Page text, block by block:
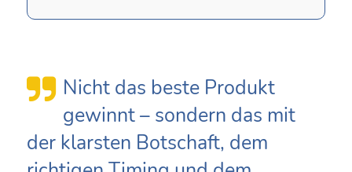
Nicht das beste Produkt
gewinnt – sondern das mit
der klarsten Botschaft, dem